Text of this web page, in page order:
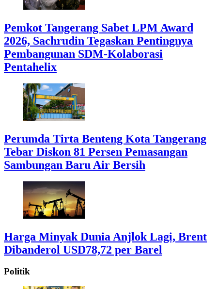
Pemkot Tangerang Sabet LPM Award
2026, Sachrudin Tegaskan Pentingnya
Pembangunan SDM-Kolaborasi
Pentahelix
Perumda Tirta Benteng Kota Tangerang
Tebar Diskon 81 Persen Pemasangan
Sambungan Baru Air Bersih
Harga Minyak Dunia Anjlok Lagi, Brent
Dibanderol USD78,72 per Barel
Politik